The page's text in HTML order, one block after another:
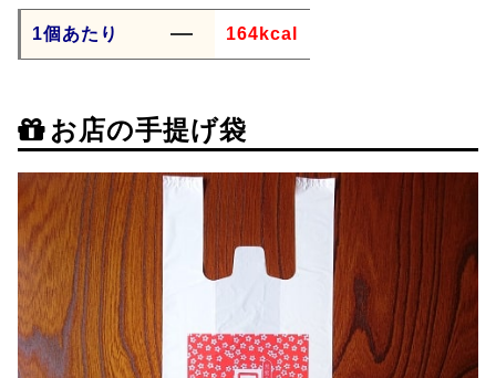
1個あたり 164kcal
お店の手提げ袋